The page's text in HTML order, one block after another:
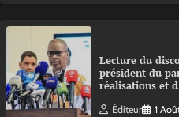
Lecture du
président du
réalisations et
Éditeur 1